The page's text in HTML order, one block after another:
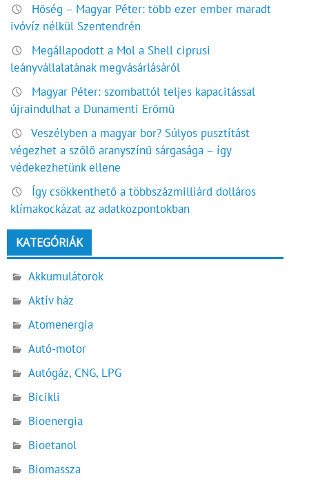
Hőség – Magyar Péter: több ezer ember maradt
ivóvíz nélkül Szentendrén
Megállapodott a Mol a Shell ciprusi
leányvállalatának megvásárlásáról
Magyar Péter: szombattól teljes kapacitással
újraindulhat a Dunamenti Erőmű
Veszélyben a magyar bor? Súlyos pusztítást
végezhet a szőlő aranyszínű sárgasága – így
védekezhetünk ellene
Így csökkenthető a többszázmilliárd dolláros
klímakockázat az adatközpontokban
KATEGÓRIÁK
Akkumulátorok
Aktív ház
Atomenergia
Autó-motor
Autógáz, CNG, LPG
Bicikli
Bioenergia
Bioetanol
Biomassza